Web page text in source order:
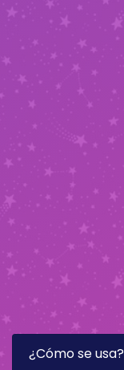
¿Cómo se usa?